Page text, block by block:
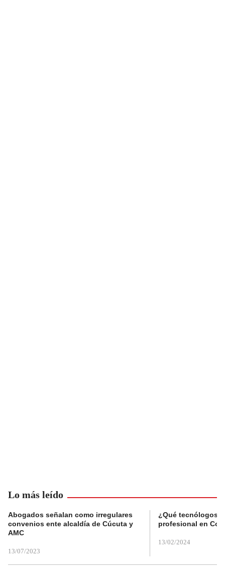
Lo más leído
Abogados señalan como irregulares
convenios ente alcaldía de Cúcuta y
AMC
13/07/2023
¿Qué tecnólogos
profesional en
13/02/2024